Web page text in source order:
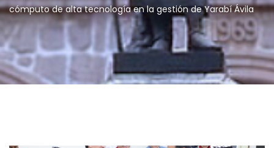
cómputo de alta tecnología en la gestión de Yarabí Ávila